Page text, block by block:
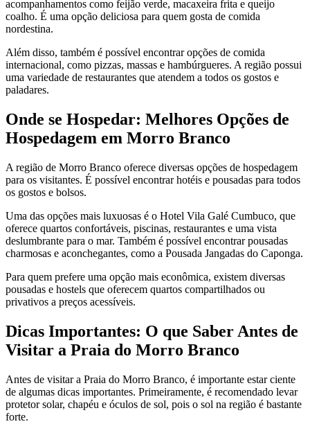
acompanhamentos como feijão verde, macaxeira frita e queijo
coalho. É uma opção deliciosa para quem gosta de comida
nordestina.
Além disso, também é possível encontrar opções de comida
internacional, como pizzas, massas e hambúrgueres. A região possui
uma variedade de restaurantes que atendem a todos os gostos e
paladares.
Onde se Hospedar: Melhores Opções de
Hospedagem em Morro Branco
A região de Morro Branco oferece diversas opções de hospedagem
para os visitantes. É possível encontrar hotéis e pousadas para todos
os gostos e bolsos.
Uma das opções mais luxuosas é o Hotel Vila Galé Cumbuco, que
oferece quartos confortáveis, piscinas, restaurantes e uma vista
deslumbrante para o mar. Também é possível encontrar pousadas
charmosas e aconchegantes, como a Pousada Jangadas do Caponga.
Para quem prefere uma opção mais econômica, existem diversas
pousadas e hostels que oferecem quartos compartilhados ou
privativos a preços acessíveis.
Dicas Importantes: O que Saber Antes de
Visitar a Praia do Morro Branco
Antes de visitar a Praia do Morro Branco, é importante estar ciente
de algumas dicas importantes. Primeiramente, é recomendado levar
protetor solar, chapéu e óculos de sol, pois o sol na região é bastante
forte.